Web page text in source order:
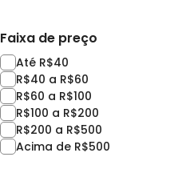
Faixa de preço
Até R$40
R$40 a R$60
R$60 a R$100
R$100 a R$200
R$200 a R$500
Acima de R$500